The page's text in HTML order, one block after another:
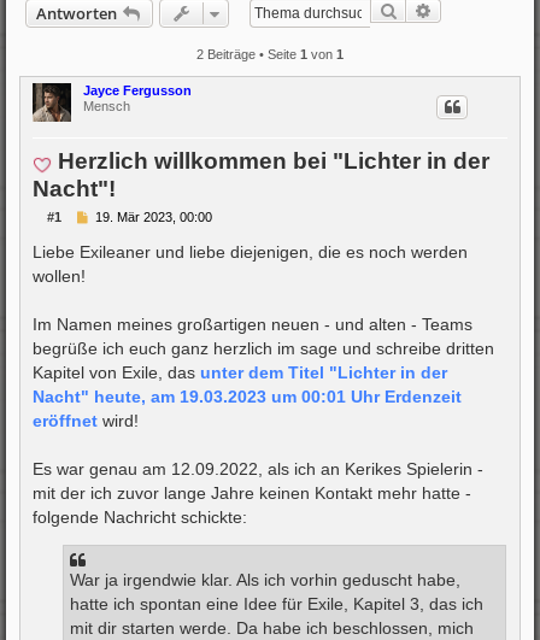
Antworten Suche
2 Beiträge • Seite 1 von 1
Jayce Fergusson
Mensch
Herzlich willkommen bei "Lichter in der
Nacht"!
#1
B
i
t
19. Mär 2023, 00:00
Liebe Exileaner und liebe diejenigen, die es noch werden
wollen!
Im Namen meines großartigen neuen - und alten - Teams
begrüße ich euch ganz herzlich im sage und schreibe dritten
Kapitel von Exile, das unter dem Titel "Lichter in der
Nacht" heute, am 19.03.2023 um 00:01 Uhr Erdenzeit
eröffnet wird!
Es war genau am 12.09.2022, als ich an Kerikes Spielerin -
mit der ich zuvor lange Jahre keinen Kontakt mehr hatte -
folgende Nachricht schickte:
War ja irgendwie klar. Als ich vorhin geduscht habe,
hatte ich spontan eine Idee für Exile, Kapitel 3, das ich
mit dir starten werde. Da habe ich beschlossen, mich